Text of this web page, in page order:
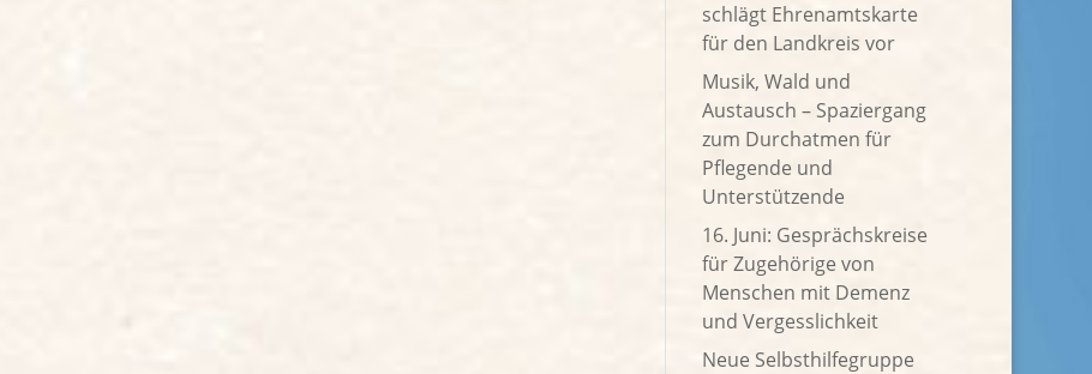
schlägt Ehrenamtskarte
für den Landkreis vor
Musik, Wald und
Austausch – Spaziergang
zum Durchatmen für
Pflegende und
Unterstützende
16. Juni: Gesprächskreise
für Zugehörige von
Menschen mit Demenz
und Vergesslichkeit
Neue Selbsthilfegruppe